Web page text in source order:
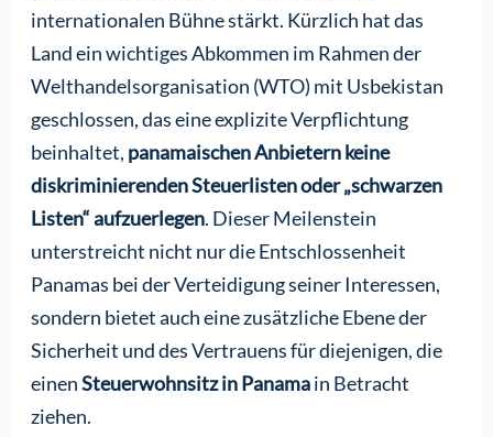
internationalen Bühne stärkt. Kürzlich hat das
Land ein wichtiges Abkommen im Rahmen der
Welthandelsorganisation (WTO) mit Usbekistan
geschlossen, das eine explizite Verpflichtung
beinhaltet, panamaischen Anbietern keine
diskriminierenden Steuerlisten oder „schwarzen
Listen“ aufzuerlegen. Dieser Meilenstein
unterstreicht nicht nur die Entschlossenheit
Panamas bei der Verteidigung seiner Interessen,
sondern bietet auch eine zusätzliche Ebene der
Sicherheit und des Vertrauens für diejenigen, die
einenSteuerwohnsitz in Panamain Betracht
ziehen.